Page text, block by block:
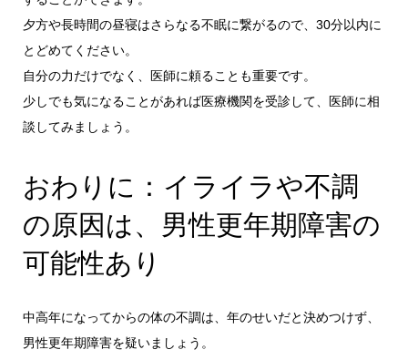
夕方や長時間の昼寝はさらなる不眠に繋がるので、30分以内に
とどめてください。
自分の力だけでなく、医師に頼ることも重要です。
少しでも気になることがあれば医療機関を受診して、医師に相
談してみましょう。
おわりに：イライラや不調
の原因は、男性更年期障害の
可能性あり
中高年になってからの体の不調は、年のせいだと決めつけず、
男性更年期障害を疑いましょう。